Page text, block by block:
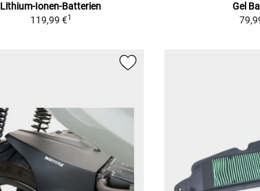
Lithium-Ionen-Batterien
119,99 €1
Gel